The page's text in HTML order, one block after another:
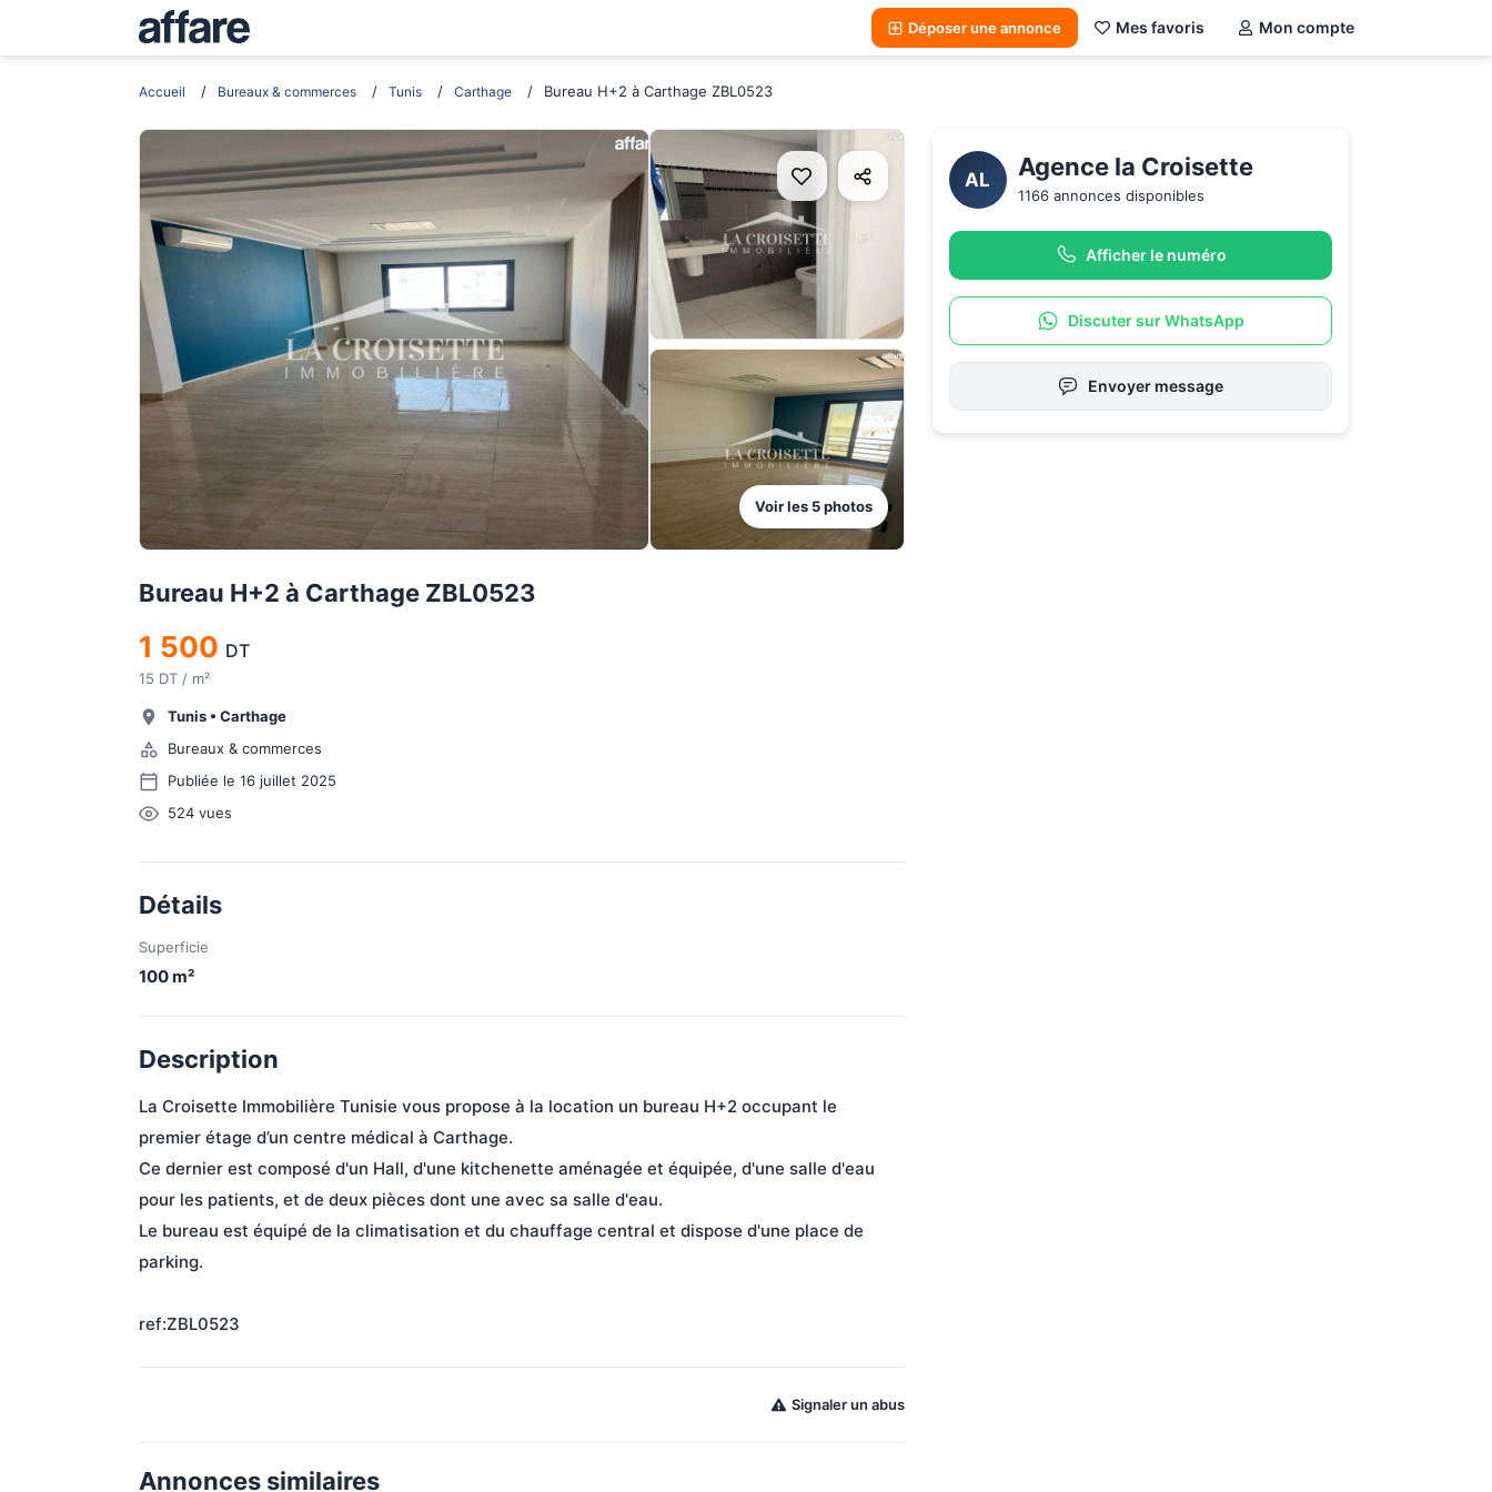
Déposer une annonce Mes favoris Mon compte
Accueil Bureaux & commerces Tunis Carthage Bureau H+2 à Carthage ZBL0523
Voir les 5photos
Bureau H+2 à Carthage ZBL0523
1 500 DT
15 DT / m²
Tunis• Carthage
Bureaux & commerces
Publiée le 16 juillet 2025
524vues
Détails
Superficie
100m²
Description
La Croisette Immobilière Tunisie vous propose à la location un bureau H+2 occupant le
premier étage d’un centre médical à Carthage.
Ce dernier est composé d'un Hall, d'une kitchenette aménagée et équipée, d'une salle d'eau
pour les patients, et de deux pièces dont une avec sa salle d'eau.
Le bureau est équipé de la climatisation et du chauffage central et dispose d'une place de
parking.
ref:ZBL0523
Signaler un abus
Annonces similaires
AL Agence la Croisette
1166 annonces disponibles
Afficher le numéro
Discuter sur WhatsApp
Envoyer message